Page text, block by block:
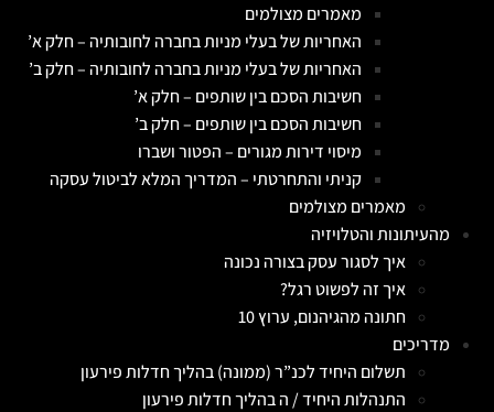
מאמרים מצולמים
האחריות של בעלי מניות בחברה לחובותיה – חלק א’
האחריות של בעלי מניות בחברה לחובותיה – חלק ב’
חשיבות הסכם בין שותפים – חלק א’
חשיבות הסכם בין שותפים – חלק ב’
מיסוי דירות מגורים – הפטור ושברו
קניתי והתחרטתי – המדריך המלא לביטול עסקה
מאמרים מצולמים
מהעיתונות והטלויזיה
איך לסגור עסק בצורה נכונה
איך זה לפשוט רגל?
חתונה מהגיהנום, ערוץ 10
מדריכים
תשלום היחיד לכנ”ר (ממונה) בהליך חדלות פירעון
התנהלות היחיד / ה בהליך חדלות פירעון